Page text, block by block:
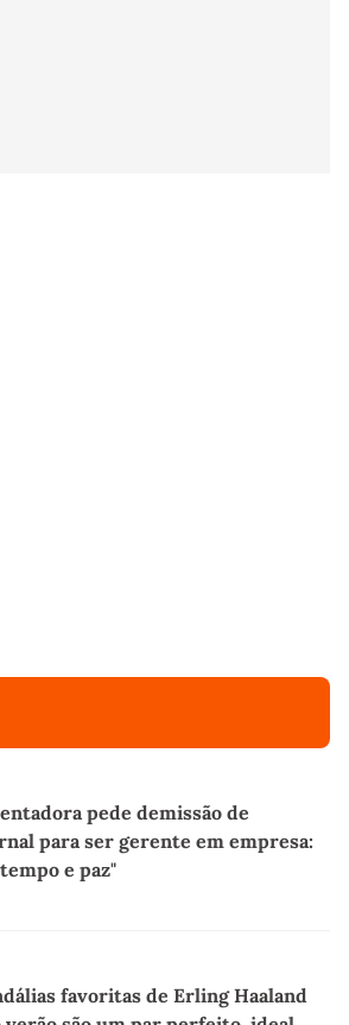
pede demissão de
para ser gerente em empresa:
e paz"
favoritas de Erling Haaland